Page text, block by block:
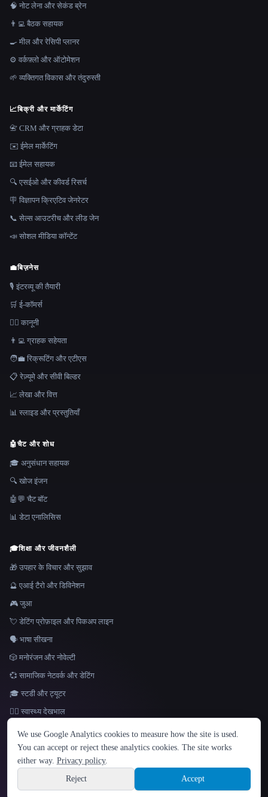
भाषा
English español Français Русский 简体中文
Hindi
Sign up
🧠 नोट लेना और सेकंड ब्रेन
👨‍💻 बैठक सहायक
🍳 मील और रेसिपी प्लानर
⚙️ वर्कफ़्लो और ऑटोमेशन
🌱 व्यक्तिगत विकास और तंदुरुस्ती
📈बिक्री और मार्केटिंग
📇 CRM और ग्राहक डेटा
✉️ ईमेल मार्केटिंग
📧 ईमेल सहायक
🔍 एसईओ और कीवर्ड रिसर्च
🪧 विज्ञापन क्रिएटिव जेनरेटर
📞 सेल्स आउटरीच और लीड जेन
📣 सोशल मीडिया कॉन्टेंट
💼बिज़नेस
🎙️ इंटरव्यू की तैयारी
🛒 ई-कॉमर्स
👩‍⚖️ कानूनी
👨‍💻 ग्राहक सहेयता
🧑‍💼 रिक्रूटिंग और एटीएस
📋 रेज़्यूमे और सीवी बिल्डर
📈 लेखा और वित्त
📊 स्लाइड और प्रस्तुतियाँ
🤖चैट और शोध
🎓 अनुसंधान सहायक
🔍 खोज इंजन
🤖💬 चैट बॉट
📊 डेटा एनालिसिस
🎓शिक्षा और जीवनशैली
🎁 उपहार के विचार और सुझाव
🔮 एआई टैरो और डिविनेशन
🎮 जुआ
💘 डेटिंग प्रोफ़ाइल और पिकअप लाइन
🗣️ भाषा सीखना
🎲 मनोरंजन और नोवेल्टी
💞 सामाजिक नेटवर्क और डेटिंग
🎓 स्टडी और ट्यूटर
👩‍⚕️ स्वास्थ्य देखभाल
Site information
© 2026 That AI Collection. सर्वाधिकार सुरक्षित।
build de3d624c
We use Google Analytics cookies to measure how the site is used.
You can accept or reject these analytics cookies. The site works
either way. Privacy policy.
Reject
Accept